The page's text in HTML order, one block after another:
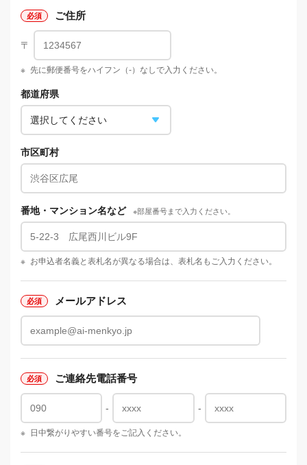
ご住所
〒
※ 先に郵便番号をハイフン（-）なしで入力ください。
都道府県
市区町村
番地・マンション名など ※部屋番号まで入力ください。
※ お申込者名義と表札名が異なる場合は、表札名もご入力ください。
メールアドレス
ご連絡先電話番号
- -
※ 日中繋がりやすい番号をご記入ください。